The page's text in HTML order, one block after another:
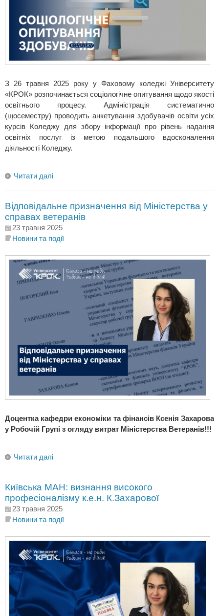
З 26 травня 2025 року у Фаховому коледжі Університету
«КРОК» розпочинається соціологічне опитування щодо якості
освітнього процесу. Адміністрація систематично
(щосеместру) проводить анкетування здобувачів освіти усіх
курсів Коледжу для збору інформації про рівень надання
освітніх послуг із метою подальшого вдосконалення
діяльності Коледжу.
Читати далі
Відповідальне призначення від Міністерства у
справах ветеранів
23 травня 2025
Новини та події
Доцентка кафедри економіки та фінансів Ксенія Захарова
у Робочій Групі з огляду витрат Міністерства Ветеранів!!!
Читати далі
Київська МАН: визнання високого
професіоналізму к.е.н. К.Захарової
23 травня 2025
Новини та події